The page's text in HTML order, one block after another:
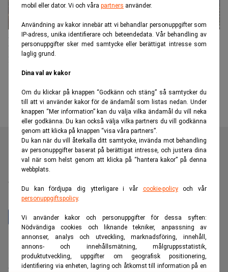
mobil eller dator. Vi och våra partners använder.
Användning av kakor innebär att vi behandlar personuppgifter som
IP-adress, unika identifierare och beteendedata. Vår behandling av
personuppgifter sker med samtycke eller berättigat intresse som
laglig grund.
Dina val av kakor
Om du klickar på knappen “Godkänn och stäng” så samtycker du
till att vi använder kakor för de ändamål som listas nedan. Under
knappen “Mer information” kan du välja vilka ändamål du vill neka
eller godkänna. Du kan också välja vilka partners du vill godkänna
genom att klicka på knappen “visa våra partners”.
Du kan när du vill återkalla ditt samtycke, invända mot behandling
av personuppgifter baserat på berättigat intresse, och justera dina
val när som helst genom att klicka på “hantera kakor” på denna
webbplats.
Du kan fördjupa dig ytterligare i vår cookie-policyoch vår
personuppgiftspolicy.
Vi använder kakor och personuppgifter för dessa syften:
Nödvändiga cookies och liknande tekniker, anpassning av
annonser, analys och utveckling, marknadsföring, innehåll,
annons- och innehållsmätning, målgruppsstatistik,
produktutveckling, uppgifter om geografisk positionering,
identifiering via enheten, lagring och åtkomst till information på en
ECB-chef ser goda möjligheter för en
mjuklandning i ekonomin
Realtid är en oberoende och kostnadsfri nyhetskanal för
dig som vill fördjupa dig inom finans- och
näringslivsnyheter.
Hantera prenumeration
Integritetspolicy för personuppgifter
Cookiepolicy